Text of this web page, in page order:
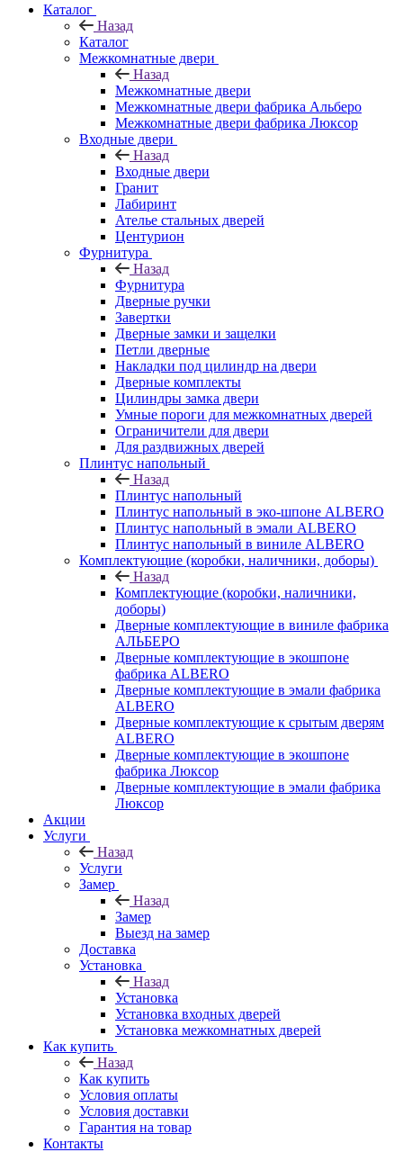
Каталог
Назад
Каталог
Межкомнатные двери
Назад
Межкомнатные двери
Межкомнатные двери фабрика Альберо
Межкомнатные двери фабрика Люксор
Входные двери
Назад
Входные двери
Гранит
Лабиринт
Ателье стальных дверей
Центурион
Фурнитура
Назад
Фурнитура
Дверные ручки
Завертки
Дверные замки и защелки
Петли дверные
Накладки под цилиндр на двери
Дверные комплекты
Цилиндры замка двери
Умные пороги для межкомнатных дверей
Ограничители для двери
Для раздвижных дверей
Плинтус напольный
Назад
Плинтус напольный
Плинтус напольный в эко-шпоне ALBERO
Плинтус напольный в эмали ALBERO
Плинтус напольный в виниле ALBERO
Комплектующие (коробки, наличники, доборы)
Назад
Комплектующие (коробки, наличники,
доборы)
Дверные комплектующие в виниле фабрика
АЛЬБЕРО
Дверные комплектующие в экошпоне
фабрика ALBERO
Дверные комплектующие в эмали фабрика
ALBERO
Дверные комплектующие к срытым дверям
ALBERO
Дверные комплектующие в экошпоне
фабрика Люксор
Дверные комплектующие в эмали фабрика
Люксор
Акции
Услуги
Назад
Услуги
Замер
Назад
Замер
Выезд на замер
Доставка
Установка
Назад
Установка
Установка входных дверей
Установка межкомнатных дверей
Как купить
Назад
Как купить
Условия оплаты
Условия доставки
Гарантия на товар
Контакты